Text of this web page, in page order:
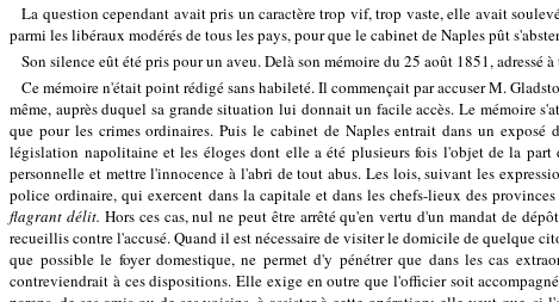
La question cependant avait pris un caractère trop vif, trop vaste, elle avait
parmi les libéraux modérés de tous les pays, pour que le cabinet de Naples pût
Son silence eût été pris pour un aveu. Delà son mémoire du 25 août 1851, adressé
Ce mémoire n'était point rédigé sans habileté. Il commençait par accuser M.
même, auprès duquel sa grande situation lui donnait un facile accès. Le mémoire
que pour les crimes ordinaires. Puis le cabinet de Naples entrait dans un
législation napolitaine et les éloges dont elle a été plusieurs fois l'objet de la
personnelle et mettre l'innocence à l'abri de tout abus. Les lois, suivant les
police ordinaire, qui exercent dans la capitale et dans les chefs-lieux des
flagrant délit. Hors ces cas, nul ne peut être arrêté qu'en vertu d'un mandat de
recueillis contre l'accusé. Quand il est nécessaire de visiter le domicile de quelque
que possible le foyer domestique, ne permet d'y pénétrer que dans les cas
contreviendrait à ces dispositions. Elle exige en outre que l'officier soit